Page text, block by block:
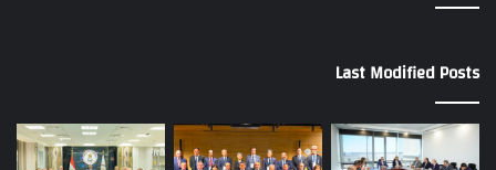
Last Modified Posts